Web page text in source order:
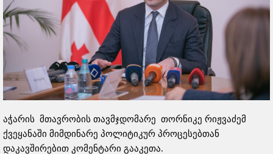
აჭარის მთავრობის თავმჯდომარე თორნიკე რიჟვაძემ
ქვეყანაში მიმდინარე პოლიტიკურ პროცესებთან
დაკავშირებით კომენტარი გააკეთა.